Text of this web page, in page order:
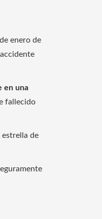
enero de
en una
fallecido
de